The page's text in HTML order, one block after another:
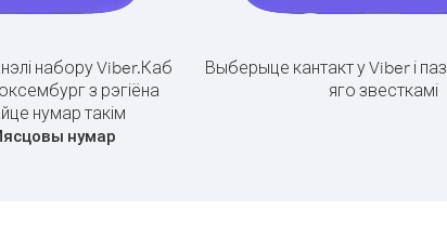
набору Viber.Каб
з рэгіёна
нумар такім
нумар
Выберыце кантакт у Viber і
яго звесткамі